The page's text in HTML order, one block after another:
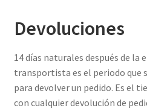
Devoluciones
14 días naturales después de la
transportista es el periodo que
para devolver un pedido. Es el
con cualquier devolución de